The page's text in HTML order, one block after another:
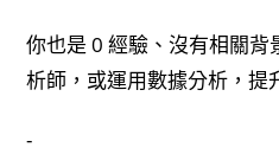
你也是 0 經驗、沒有相關
析師，或運用數據分析，提
-